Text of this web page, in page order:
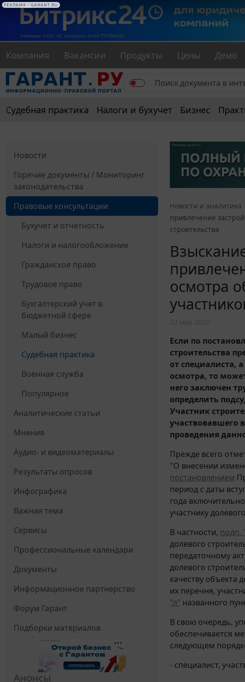
Компания Вакансии Продукты Цены Демо
Судебная практика Налоги и бухучет Бизнес
Новости
Горячие документы / Мониторинг
законодательства
Правовые консультации
Бухучет и отчетность
Налоги и налогообложение
Гражданское право
Трудовое право
Бухгалтерский учет в
бюджетной сфере
Малый бизнес
Судебная практика
Военная служба
Популярное
Аналитические статьи
Мнения
Аудио- и видеоматериалы
Результаты опросов
Инфографика
Важная тема
Сервисы
Профессиональные календари
Документы
Информационное партнерство
Форум Гарант
Подборки материалов
Анонсы
Новости и аналитика
привлечение
строительства
осмотра
Если по
строительства
от специалиста,
осмотра, то
него заключен
определить
Участник
участвовавшего
проведения
Прежде всего
"О внесении
постановлением
период с даты
года
участнику
В частности, подп.
долевого
передаточному
долевого
качеству объекта
их перечня,
"л" названного
В свою очередь,
обеспечивается
следующем
- специалист,